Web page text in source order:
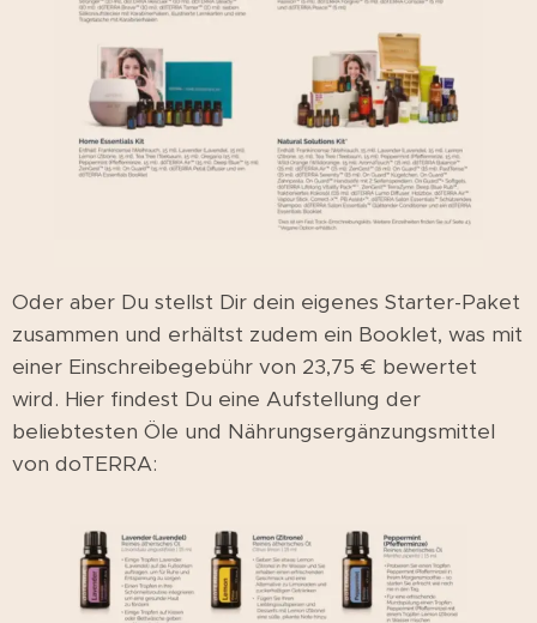
Oder aber Du stellst Dir dein eigenes Starter-Paket
zusammen und erhältst zudem ein Booklet, was mit
einer Einschreibegebühr von 23,75 € bewertet
wird. Hier findest Du eine Aufstellung der
beliebtesten Öle und Nährungsergänzungsmittel
von doTERRA: